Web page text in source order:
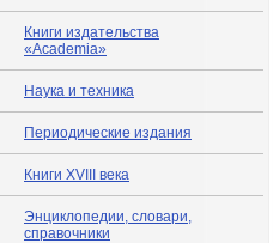
Книги издательства
«Academia»
Наука и техника
Периодические издания
Книги XVIII века
Энциклопедии, словари,
справочники